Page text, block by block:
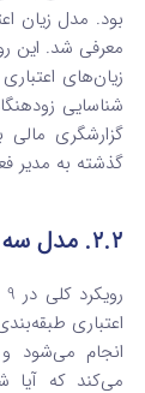
بود.
معرفی شد. این
زیان‌های
شناسایی
گزارشگری مالی
گذشته به مدیر
۲.۲. مدل سه مرحله‌ای کاهش ارزش در IFRS 9
اعتباری
انجام می‌شود